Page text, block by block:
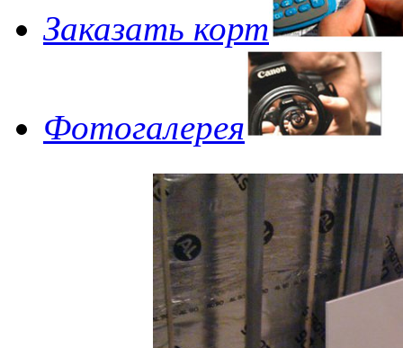
Заказать корт
Фотогалерея